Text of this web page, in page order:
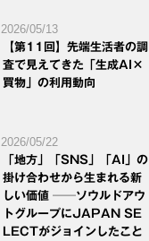
2026/05/13
【第11回】先端生活者の調
査で見えてきた「生成AI×
買物」の利用動向
2026/05/22
「地方」「SNS」「AI」の
掛け合わせから生まれる新
しい価値 ──ソウルドアウ
トグループにJAPAN SE
LECTがジョインしたこと